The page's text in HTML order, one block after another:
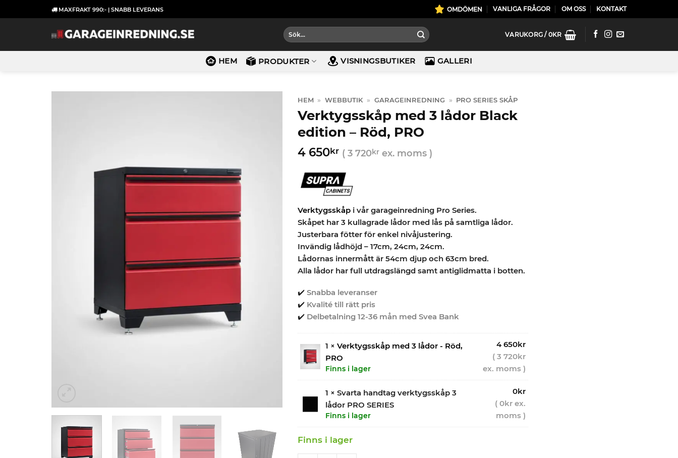
to
MAXFRAKT 990:- | SNABB LEVERANS OMDÖMEN VANLIGA FRÅGOR OM OSS KONTAKT
Sök
efter:
VARUKORG / 0KR
HEM PRODUKTER VISNINGSBUTIKER GALLERI
HEM » WEBBUTIK » GARAGEINREDNING » PRO SERIES SKÅP
Verktygsskåp med 3 lådor Black
edition – Röd, PRO
4 650kr ( 3 720krex. moms )
Verktygsskåpi vår garageinredning Pro Series.
Skåpet har 3 kullagrade lådor med lås på samtliga lådor.
Justerbara fötter för enkel nivåjustering.
Invändig lådhöjd – 17cm, 24cm, 24cm.
Lådornas innermått är 54cm djup och 63cm bred.
Alla lådor har full utdragslängd samt antiglidmatta i botten.
✔️ Snabba leveranser
✔️ Kvalité till rätt pris
✔️ Delbetalning 12-36 mån med Svea Bank
1 × Verktygsskåp med 3 lådor - Röd,
PRO
Finns i lager
4 650kr
( 3 720kr
ex. moms )
1 × Svarta handtag verktygsskåp 3
lådor PRO SERIES
Finns i lager
0kr
( 0kr ex.
moms )
Finns i lager